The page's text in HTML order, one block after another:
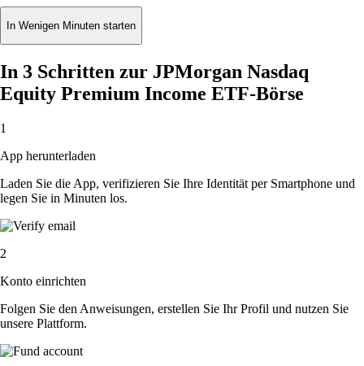
In Wenigen Minuten starten
In 3 Schritten zur JPMorgan Nasdaq
Equity Premium Income ETF-Börse
1
App herunterladen
Laden Sie die App, verifizieren Sie Ihre Identität per Smartphone und
legen Sie in Minuten los.
2
Konto einrichten
Folgen Sie den Anweisungen, erstellen Sie Ihr Profil und nutzen Sie
unsere Plattform.